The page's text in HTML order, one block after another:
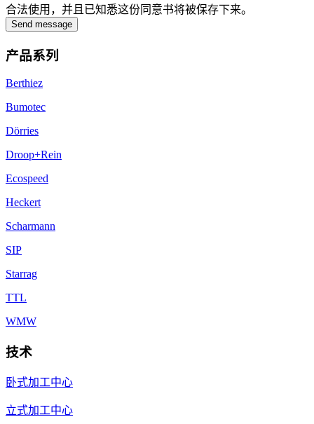
合法使用，并且已知悉这份同意书将被保存下来。
Send message
产品系列
Berthiez
Bumotec
Dörries
Droop+Rein
Ecospeed
Heckert
Scharmann
SIP
Starrag
TTL
WMW
技术
卧式加工中心
立式加工中心